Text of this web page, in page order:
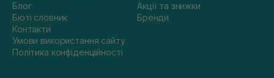
Блог
Бюті словник
Контакти
Умови використання сайту
Політика конфіденційності
Акції та знижки
Бренди